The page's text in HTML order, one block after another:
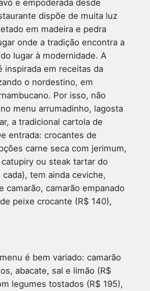
e empoderada desde
dispõe de muita luz
em madeira e pedra
onde a tradição encontra a
lugar à modernidade. A
inspirada em receitas da
o nordestino, em
Por isso, não
menu arrumadinho, lagosta
a tradicional cartola de
entrada: crocantes de
carne seca com jerimum,
ou steak tartar do
tem ainda ceviche,
camarão, camarão empanado
peixe crocante (R$ 140),
é bem variado: camarão
abacate, sal e limão (R$
legumes tostados (R$ 195),